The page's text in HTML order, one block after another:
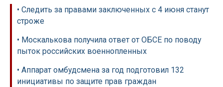
• Следить за правами заключенных с 4 июня станут
строже
• Москалькова получила ответ от ОБСЕ по поводу
пыток российских военнопленных
• Аппарат омбудсмена за год подготовил 132
инициативы по защите прав граждан